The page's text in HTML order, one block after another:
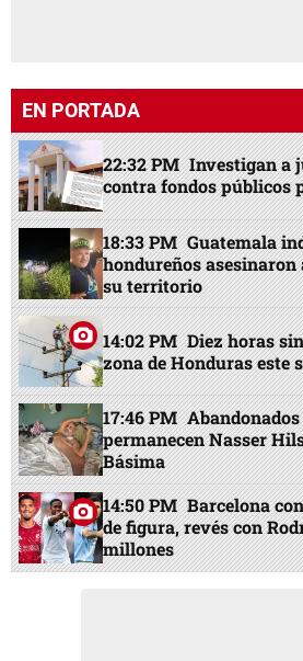
EN PORTADA
22:32 PM Investigan a
contra fondos públicos
18:33 PM Guatemala
hondureños
su territorio
14:02 PM Diez horas
zona de Honduras este
17:46 PM
permanecen Nasser
Básima
14:50 PM Barcelona
de figura, revés con
millones